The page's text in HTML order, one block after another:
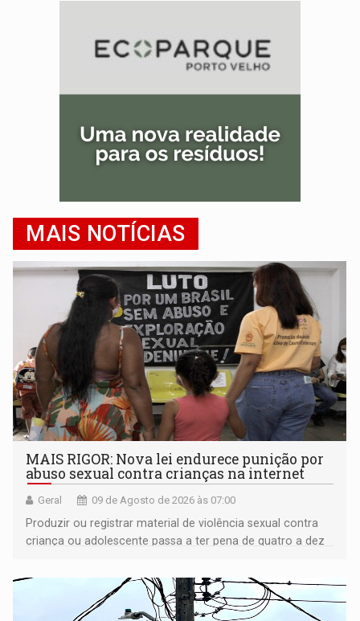
MAIS NOTÍCIAS
MAIS RIGOR: Nova lei endurece punição por
abuso sexual contra crianças na internet
Geral 09 de Agosto de 2026 às 07:00
Produzir ou registrar material de violência sexual contra
criança ou adolescente passa a ter pena de quatro a dez